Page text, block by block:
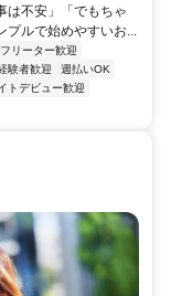
は不安」「でもちゃ
ルで始めやすいお...
フリーター歓迎
験者歓迎
週払いOK
トデビュー歓迎